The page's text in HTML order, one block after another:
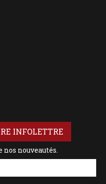
INFOLETTRE
nouveautés.